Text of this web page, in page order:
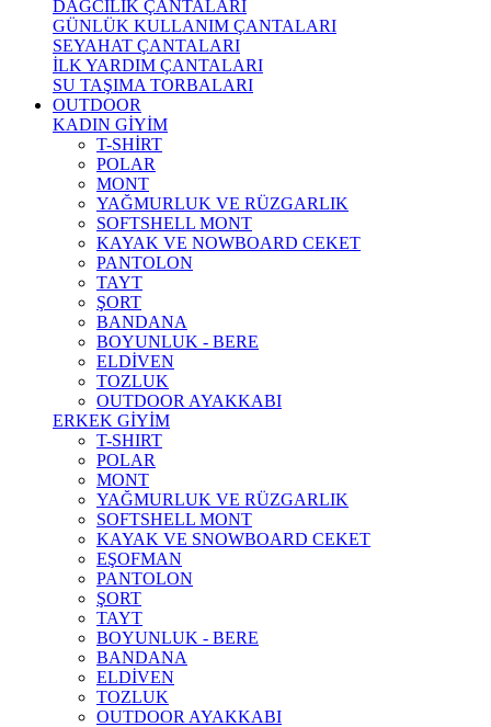
DAĞCILIK ÇANTALARI
GÜNLÜK KULLANIM ÇANTALARI
SEYAHAT ÇANTALARI
İLK YARDIM ÇANTALARI
SU TAŞIMA TORBALARI
OUTDOOR
KADIN GİYİM
T-SHİRT
POLAR
MONT
YAĞMURLUK VE RÜZGARLIK
SOFTSHELL MONT
KAYAK VE NOWBOARD CEKET
PANTOLON
TAYT
ŞORT
BANDANA
BOYUNLUK - BERE
ELDİVEN
TOZLUK
OUTDOOR AYAKKABI
ERKEK GİYİM
T-SHIRT
POLAR
MONT
YAĞMURLUK VE RÜZGARLIK
SOFTSHELL MONT
KAYAK VE SNOWBOARD CEKET
EŞOFMAN
PANTOLON
ŞORT
TAYT
BOYUNLUK - BERE
BANDANA
ELDİVEN
TOZLUK
OUTDOOR AYAKKABI